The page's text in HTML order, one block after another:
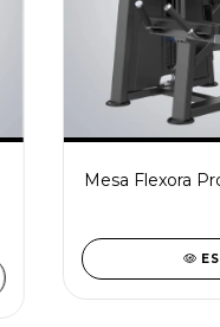
Mesa Flexora